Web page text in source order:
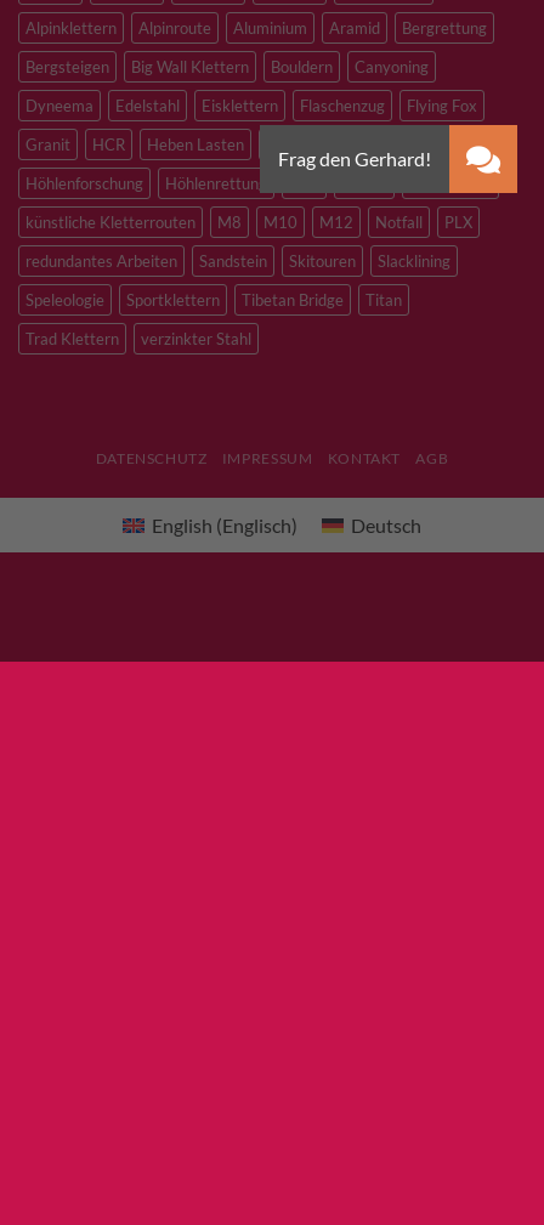
Alpinklettern
Alpinroute Aluminium Aramid
Bergrettung
Bergsteigen
Big Wall Klettern Bouldern
Canyoning
Dyneema
Edelstahl Eisklettern Flaschenzug
Flying Fox
Granit
HCR Heben Lasten
Höhenarbeiten
Höhlenforschung
Höhlenrettung
künstliche Kletterrouten
M8 M10 M12 Notfall
PLX
redundantes Arbeiten
Sandstein Skitouren
Slacklining
Speleologie
Sportklettern Tibetan Bridge
Titan
Trad Klettern
verzinkter Stahl
DATENSCHUTZ IMPRESSUM KONTAKT AGB
English (Englisch) Deutsch